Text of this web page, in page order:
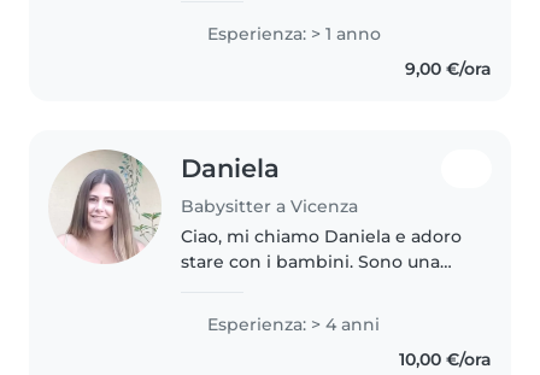
Quadri. Sono una persona molto
solare ed attiva. Mi re do
disponibile per prendermi cura
Esperienza: > 1 anno
9,00 €/ora
Daniela
Babysitter a Vicenza
Ciao, mi chiamo Daniela e adoro
stare con i bambini. Sono una
responsabile. Ho un fratello di 8
anni di cui mi occupo per la
maggior parte del tempo,..
Esperienza: > 4 anni
10,00 €/ora